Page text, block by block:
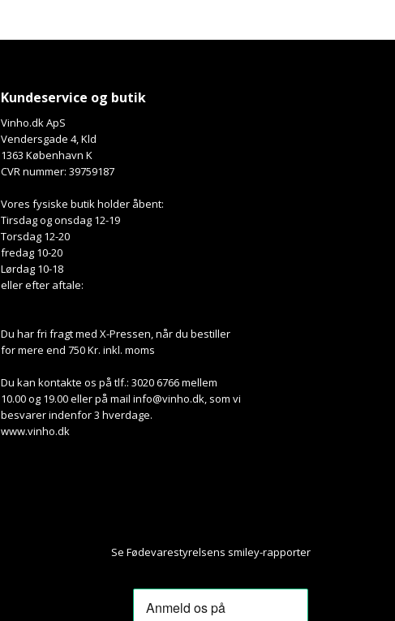
Kundeservice og butik
Vinho.dk ApS
Vendersgade 4, Kld
1363 København K
CVR nummer: 39759187
Vores fysiske butik holder åbent:
Tirsdag og onsdag 12-19
Torsdag 12-20
fredag 10-20
Lørdag 10-18
eller efter aftale:
Du har fri fragt med X-Pressen, når du bestiller
for mere end 750 Kr. inkl. moms
Du kan kontakte os på tlf.: 3020 6766 mellem
10.00 og 19.00 eller på mailinfo@vinho.dk, som vi
besvarer indenfor 3 hverdage.
www.vinho.dk
Se Fødevarestyrelsens smiley-rapporterHer